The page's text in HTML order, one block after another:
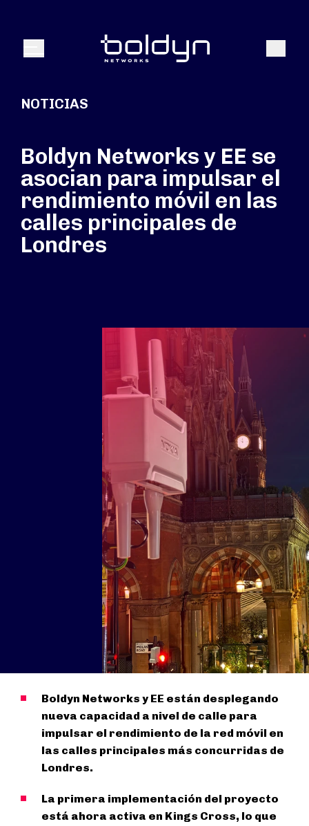
Menú Buscar
NOTICIAS
Boldyn Networks y EE se
asocian para impulsar el
rendimiento móvil en las
calles principales de
Londres
Boldyn Networks y EE están desplegando
nueva capacidad a nivel de calle para
impulsar el rendimiento de la red móvil en
las calles principales más concurridas de
Londres.
La primera implementación del proyecto
está ahora activa en Kings Cross, lo que